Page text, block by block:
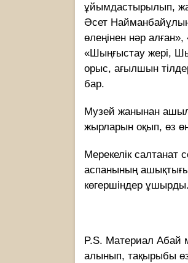
ұйымдастырылып,
Әсет
өлеңінен нәр
«Шыңғыстау жері,
орыс, ағылшын
бар.
Музей жанынан
жырларын оқып, өз
Мерекелік
аспанының
көгершіндер ұшырды.
P.S. Материал Абай
алынып, тақырыбы